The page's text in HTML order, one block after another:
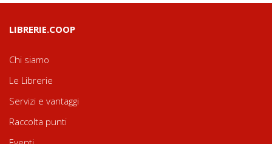
LIBRERIE.COOP
Chi siamo
Le Librerie
Servizi e vantaggi
Raccolta punti